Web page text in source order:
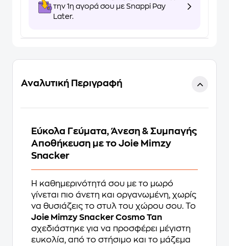
την 1η αγορά σου με Snappi Pay
Later.
Αναλυτική Περιγραφή
Εύκολα Γεύματα, Άνεση & Συμπαγής
Αποθήκευση με το Joie Mimzy
Snacker
Η καθημερινότητά σου με το μωρό
γίνεται πιο άνετη και οργανωμένη, χωρίς
να θυσιάζεις το στυλ του χώρου σου. Το
Joie Mimzy Snacker Cosmo Tan
σχεδιάστηκε για να προσφέρει μέγιστη
ευκολία, από το στήσιμο και το μάζεμα